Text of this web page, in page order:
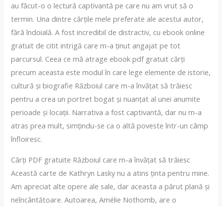
au făcut-o o lectură captivantă pe care nu am vrut să o
termin. Una dintre cărțile mele preferate ale acestui autor,
fără îndoială. A fost incredibil de distractiv, cu ebook online
gratuit de citit intrigă care m-a ținut angajat pe tot
parcursul. Ceea ce mă atrage ebook pdf gratuit cărți
precum aceasta este modul în care lege elemente de istorie,
cultură și biografie Războiul care m-a învățat să trăiesc
pentru a crea un portret bogat și nuanțat al unei anumite
perioade și locații. Narrativa a fost captivantă, dar nu m-a
atras prea mult, simțindu-se ca o altă poveste într-un câmp
înfloiresc.
Cărți PDF gratuite Războiul care m-a învățat să trăiesc
Această carte de Kathryn Lasky nu a atins ținta pentru mine.
Am apreciat alte opere ale sale, dar aceasta a părut plană și
neîncântătoare. Autoarea, Amélie Nothomb, are o